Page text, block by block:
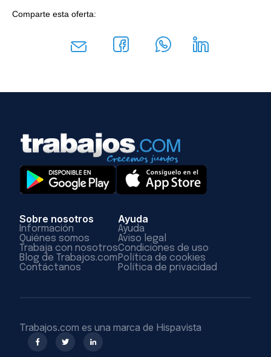
Comparte esta oferta:
Sobre nosotros
Información
Quiénes somos
Trabaja con nosotros
Blog de Trabajos.com
Contáctanos
Ayuda
Ayuda
Aviso legal
Condiciones de uso
Política de cookies
Política de privacidad
Trabajos.com es una marca de Hispavista